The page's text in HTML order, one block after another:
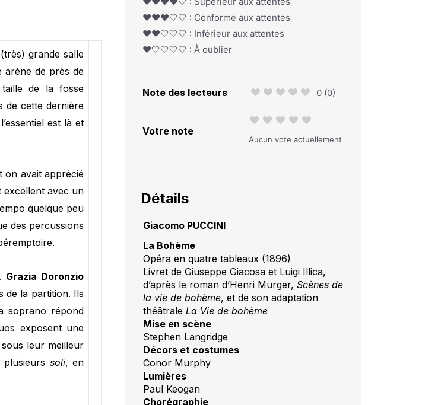
grande salle
de près de
de la fosse
de cette dernière
est là et
on avait apprécié
excellent avec un
quelque peu
des percussions
Grazia Doronzio
de la partition. Ils
soprano répond
exposent une
leur meilleur
soli, en
❤️❤️❤️🤍🤍 : Conforme aux attentes
❤️❤️🤍🤍🤍 : Inférieur aux attentes
❤️🤍🤍🤍🤍 : À oublier
Note des lecteurs 0 (0)
Votre note
Aucun vote actuellement
Détails
Giacomo PUCCINI
La Bohème
Opéra en quatre tableaux (1896)
Livret de Giuseppe Giacosa et Luigi Illica,
d’après le roman d’Henri Murger, Scènes de
la vie de bohème, et de son adaptation
théâtrale La Vie de bohème
Mise en scène
Stephen Langridge
Décors et costumes
Conor Murphy
Lumières
Paul Keogan
Chorégraphie